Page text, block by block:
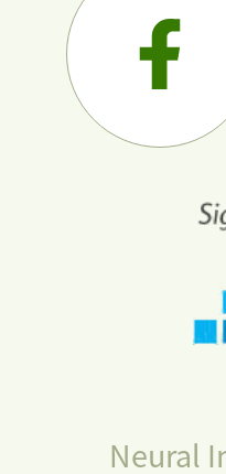
Neural